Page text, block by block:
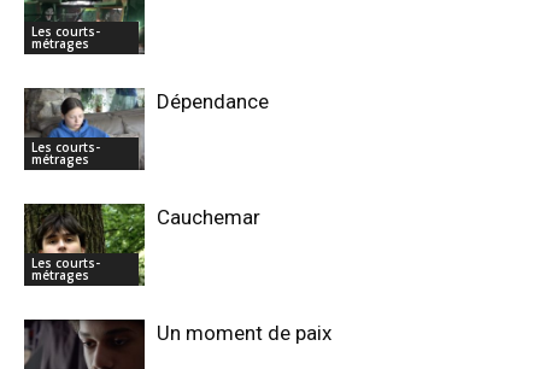
Les courts-
métrages
Les courts-
métrages
Dépendance
Les courts-
métrages
Cauchemar
Un moment de paix